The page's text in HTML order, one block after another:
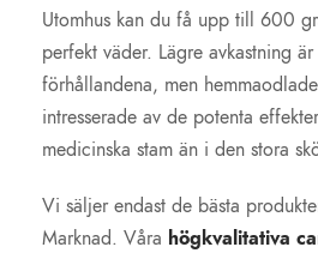
Utomhus kan du få upp till 600
perfekt väder. Lägre avkastning
förhållandena, men
intresserade av de potenta
medicinska stam än i den stora
Vi säljer endast de bästa
Marknad. Våra högkvalitativa